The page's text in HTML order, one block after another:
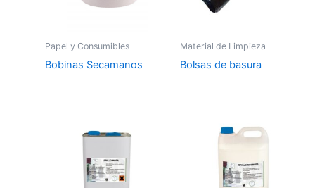
Papel y Consumibles
Bobinas Secamanos
Material de Limpieza
Bolsas de basura